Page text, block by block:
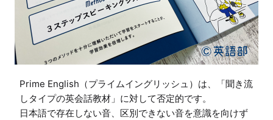
Prime English（プライムイングリッシュ）は、「聞き流
しタイプの英会話教材」に対して否定的です。
日本語で存在しない音、区別できない音を意識を向けず